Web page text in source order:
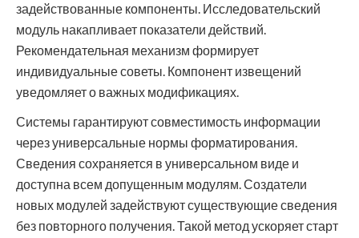
задействованные компоненты. Исследовательский
модуль накапливает показатели действий.
Рекомендательная механизм формирует
индивидуальные советы. Компонент извещений
уведомляет о важных модификациях.
Системы гарантируют совместимость информации
через универсальные нормы форматирования.
Сведения сохраняется в универсальном виде и
доступна всем допущенным модулям. Создатели
новых модулей задействуют существующие сведения
без повторного получения. Такой метод ускоряет старт